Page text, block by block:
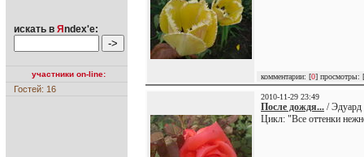
искать в Я ndex'е:
участники on-line:
Гостей: 16
комментарии: [0] просмотры: [
2010-11-29 23:49
После дождя... / Эдуард
Цикл: "Все оттенки